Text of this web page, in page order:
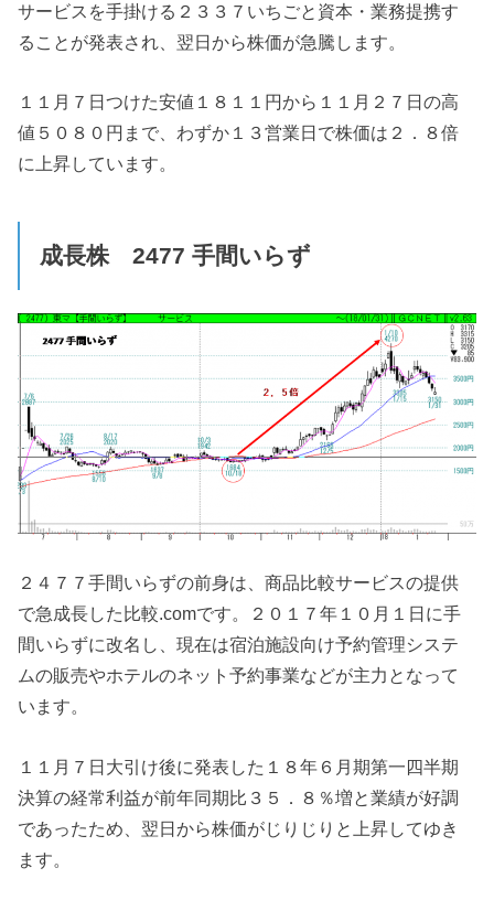
サービスを手掛ける２３３７いちごと資本・業務提携す
ることが発表され、翌日から株価が急騰します。
１１月７日つけた安値１８１１円から１１月２７日の高
値５０８０円まで、わずか１３営業日で株価は２．８倍
に上昇しています。
成長株 2477 手間いらず
２４７７手間いらずの前身は、商品比較サービスの提供
で急成長した比較.comです。２０１７年１０月１日に手
間いらずに改名し、現在は宿泊施設向け予約管理システ
ムの販売やホテルのネット予約事業などが主力となって
います。
１１月７日大引け後に発表した１８年６月期第一四半期
決算の経常利益が前年同期比３５．８％増と業績が好調
であったため、翌日から株価がじりじりと上昇してゆき
ます。